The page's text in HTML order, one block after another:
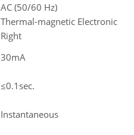
AC (50/60 Hz)
Thermal-magnetic Electronic
Right
30mA
≤0.1sec.
Instantaneous